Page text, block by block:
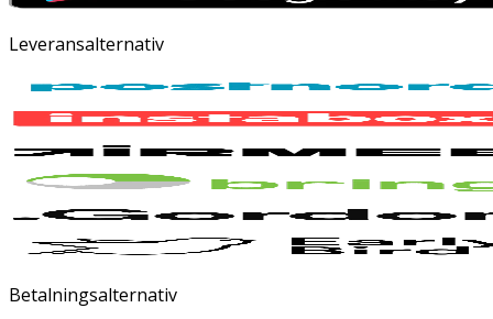
Leveransalternativ
Betalningsalternativ